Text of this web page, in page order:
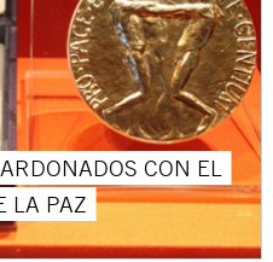
CON EL
LA PAZ